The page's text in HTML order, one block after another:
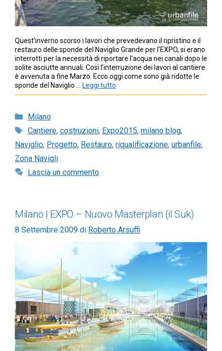
Quest’inverno scorso i lavori che prevedevano il ripristino e il
restauro delle sponde del Naviglio Grande per l’EXPO, si erano
interrotti per la necessità di riportare l’acqua nei canali dopo le
solite asciutte annuali. Così l’interruzione dei lavori al cantiere
è avvenuta a fine Marzo. Ecco oggi come sono già ridotte le
sponde del Naviglio …
Leggi tutto
Categorie
Milano
Tag
Cantiere, costruzioni, Expo2015, milano blog,
Naviglio, Progetto, Restauro, riqualificazione, urbanfile,
Zona Navigli
Lascia un commento
Milano | EXPO – Nuovo Masterplan (il Suk)
8 Settembre 2009 di Roberto Arsuffi